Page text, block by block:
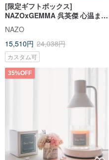
[限定ギフトボックス]
NAZOxGEMMA 呉英傑 心温まる
メルティング蝋ギフトボックス |
キャンドル＆メルティングキャ
ンドルランプ
NAZO
15,510円 24,038円
カスタム可
35%OFF